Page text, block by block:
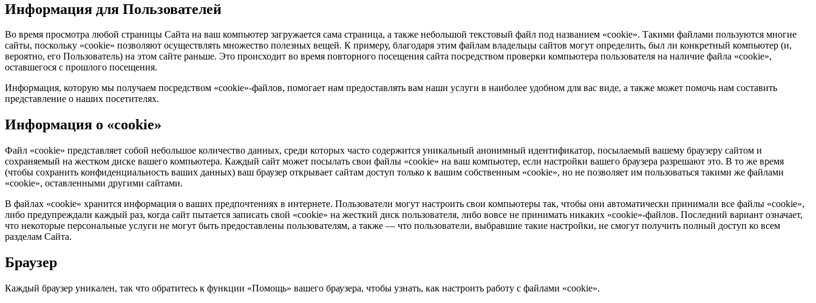
Информация для Пользователей
Во время просмотра любой страницы Сайта на ваш компьютер загружается сама страница, а также небольшой текстовый файл под названием «cookie». Такими файлами пользуются многие
сайты, поскольку «cookie» позволяют осуществлять множество полезных вещей. К примеру, благодаря этим файлам владельцы сайтов могут определить, был ли конкретный компьютер (и,
вероятно, его Пользователь) на этом сайте раньше. Это происходит во время повторного посещения сайта посредством проверки компьютера пользователя на наличие файла «cookie»,
оставшегося с прошлого посещения.
Информация, которую мы получаем посредством «cookie»-файлов, помогает нам предоставлять вам наши услуги в наиболее удобном для вас виде, а также может помочь нам составить
представление о наших посетителях.
Информация о «cookie»
Файл «cookie» представляет собой небольшое количество данных, среди которых часто содержится уникальный анонимный идентификатор, посылаемый вашему браузеру сайтом и
сохраняемый на жестком диске вашего компьютера. Каждый сайт может посылать свои файлы «cookie» на ваш компьютер, если настройки вашего браузера разрешают это. В то же время
(чтобы сохранить конфиденциальность ваших данных) ваш браузер открывает сайтам доступ только к вашим собственным «cookie», но не позволяет им пользоваться такими же файлами
«cookie», оставленными другими сайтами.
В файлах «cookie» хранится информация о ваших предпочтениях в интернете. Пользователи могут настроить свои компьютеры так, чтобы они автоматически принимали все файлы «cookie»,
либо предупреждали каждый раз, когда сайт пытается записать свой «cookie» на жесткий диск пользователя, либо вовсе не принимать никаких «cookie»-файлов. Последний вариант означает,
что некоторые персональные услуги не могут быть предоставлены пользователям, а также — что пользователи, выбравшие такие настройки, не смогут получить полный доступ ко всем
разделам Сайта.
Браузер
Каждый браузер уникален, так что обратитесь к функции «Помощь» вашего браузера, чтобы узнать, как настроить работу с файлами «cookie».